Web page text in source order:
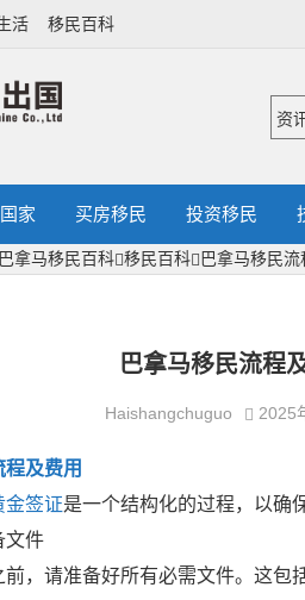
活 移民百科
家 买房移民 投资移民
巴拿马移民百科 移民百科 巴拿马移民
巴拿马移民流程
Haishangchuguo 2025
程及费用
金签证是一个结构化的过程，以确
文件
前，请准备好所有必需文件。这包